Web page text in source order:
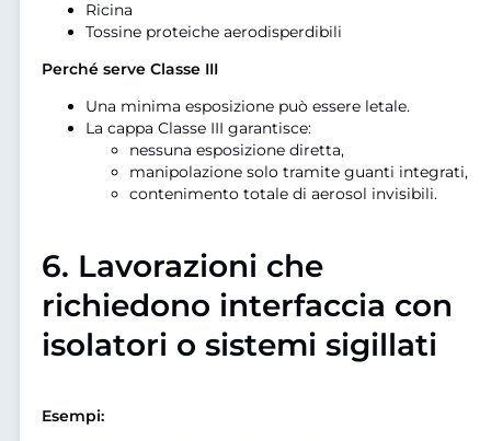
Ricina
Tossine proteiche aerodisperdibili
Perché serve Classe III
Una minima esposizione può essere letale.
La cappa Classe III garantisce:
nessuna esposizione diretta,
manipolazione solo tramite guanti integrati,
contenimento totale di aerosol invisibili.
6. Lavorazioni che
richiedono interfaccia con
isolatori o sistemi sigillati
Esempi: